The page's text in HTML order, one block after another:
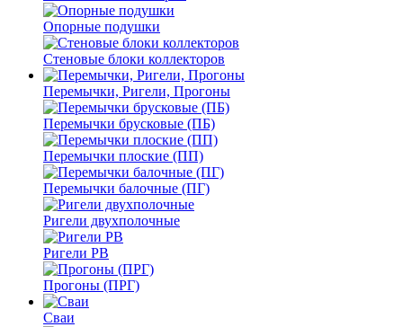
Опорные подушки
Стеновые блоки коллекторов
Перемычки, Ригели, Прогоны
Перемычки брусковые (ПБ)
Перемычки плоские (ПП)
Перемычки балочные (ПГ)
Ригели двухполочные
Ригели РВ
Прогоны (ПРГ)
Сваи